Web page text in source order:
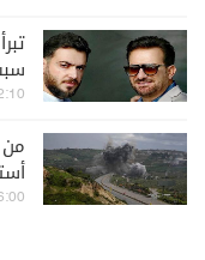
2026-08-08
من
2026-08-07